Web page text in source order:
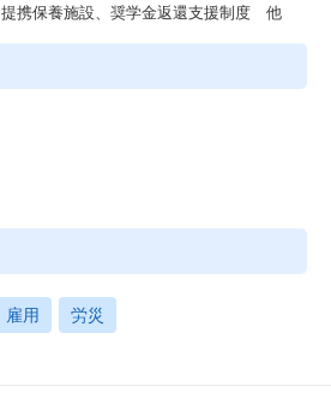
携保養施設、奨学金返還支援制度 他
雇用 労災